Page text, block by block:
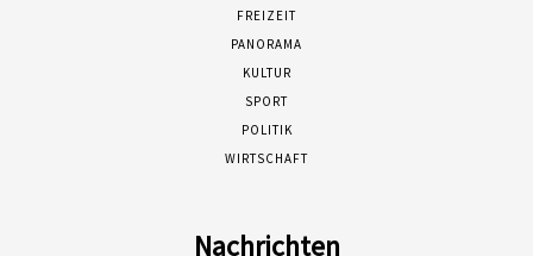
FREIZEIT
PANORAMA
KULTUR
SPORT
POLITIK
WIRTSCHAFT
Nachrichten